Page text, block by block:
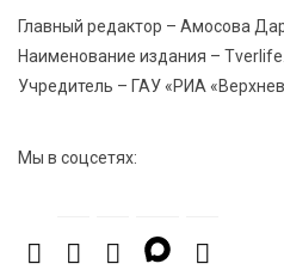
Главный редактор – Амосова
Наименование издания –
Учредитель – ГАУ «РИА
Мы в соцсетях: